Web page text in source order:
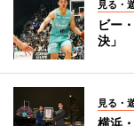
見る・
ビー
決」
見る・
横浜